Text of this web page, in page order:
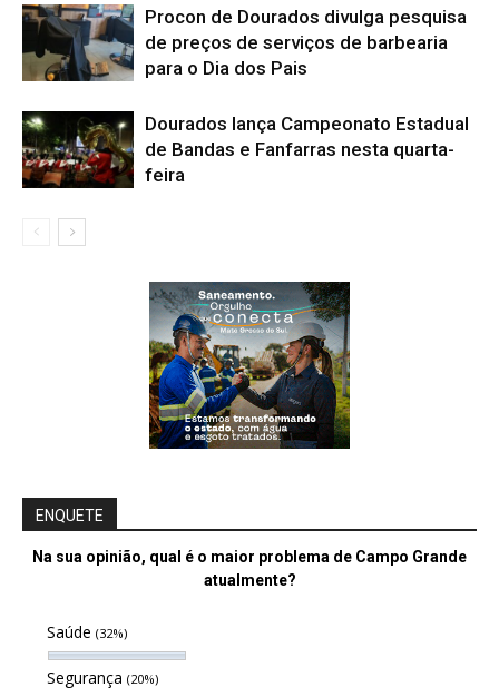
Procon de Dourados divulga pesquisa
de preços de serviços de barbearia
para o Dia dos Pais
Dourados lança Campeonato Estadual
de Bandas e Fanfarras nesta quarta-
feira
ENQUETE
Na sua opinião, qual é o maior problema de Campo Grande
atualmente?
Saúde (32%)
Segurança (20%)